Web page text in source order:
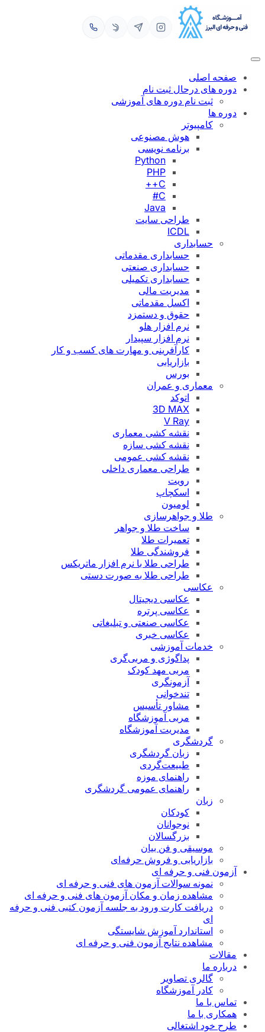
محتوا
صفحه اصلی
دوره های درحال ثبت نام
ثبت نام دوره های آموزشی
دوره ها
کامپیوتر
هوش مصنوعی
برنامه نویسی
Python
PHP
C++
C#
Java
طراحی سایت
ICDL
حسابداری
حسابداری مقدماتی
حسابداری صنعتی
حسابداری تکمیلی
مدیریت مالی
اکسل مقدماتی
حقوق و دستمزد
نرم افزار هلو
نرم افزار سپیدار
کارآفرینی و مهارت های کسب و کار
بازاریابی
بورس
معماری و عمران
اتوکد
3D MAX
V Ray
نقشه کشی معماری
نقشه کشی سازه
نقشه کشی عمومی
طراحی معماری داخلی
رویت
اسکچاپ
لومیون
طلا و جواهرسازی
ساخت طلا و جواهر
تعمیرات طلا
فروشندگی طلا
طراحی طلا با نرم افزار ماتریکس
طراحی طلا به صورت دستی
عکاسی
عکاسی دیجیتال
عکاسی پرتره
عکاسی صنعتی و تبلیغاتی
عکاسی خبری
خدمات آموزشی
پداگوژی و مربی‌گری
مربی مهد کودک
آزمونگری
تندخوانی
مشاور تأسیس
مربی آموزشگاه
مدیریت آموزشگاه
گردشگری
زبان گردشگری
طبیعت‌گردی
راهنمای موزه
راهنمای عمومی گردشگری
زبان
کودکان
نوجوانان
بزرگسالان
موسیقی و فن بیان
بازاریابی و فروش حرفه‌ای
آزمون فنی و حرفه ای
نمونه سوالات آزمون های فنی و حرفه ای
مشاهده زمان و مکان آزمون های فنی و حرفه ای
دریافت کارت ورود به جلسه آزمون کتبی فنی و حرفه
ای
استاندارد آموزش شایستگی
مشاهده نتایج آزمون فنی و حرفه ای
مقالات
درباره ما
گالری تصاویر
کادر آموزشگاه
تماس با ما
همکاری با ما
طرح خود اشتغالی